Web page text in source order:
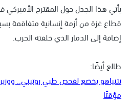
يأتي هذا الجدل حول المقترح
قطاع غزة من أزمة إنسانية متفاقمة
إضافة إلى الدمار الذي خلفته الحرب.
طالع أيضًا:
نتنياهو يخضع لفحص طبي روتيني..
مؤقتًا